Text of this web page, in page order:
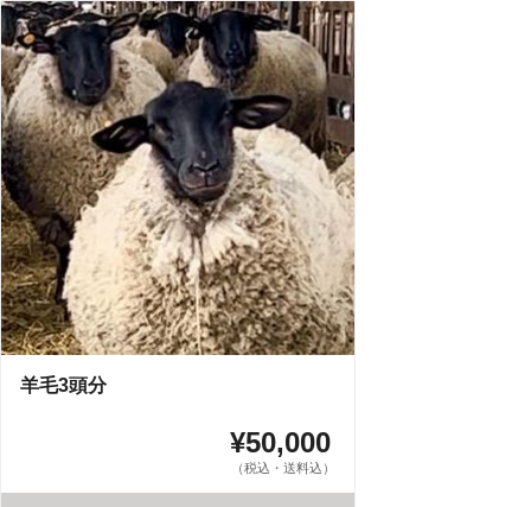
羊毛3頭分
¥50,000
（税込・送料込）